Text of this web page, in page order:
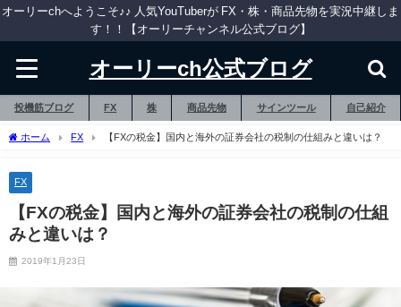
オーリーchへようこそ♪♪ 人気YouTuberが FX・株・商品先物を実況中継しま
す！！【オーリーチャンネル公式ブログ】
オーリーch公式ブログ
投機筋ブログ FX 株 商品先物 サインツール 自己紹介
ホーム FX 【FXの税金】国内と海外の証券会社の税制の仕組みと違いは？
FX
【FXの税金】国内と海外の証券会社の税制の仕組
みと違いは？
2019年1月23日